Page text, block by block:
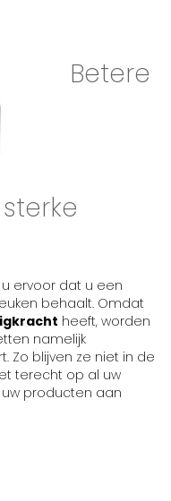
Betere
ervoor dat u een
behaalt. Omdat
heeft, worden
namelijk
Zo blijven ze niet in de
terecht op al uw
producten aan